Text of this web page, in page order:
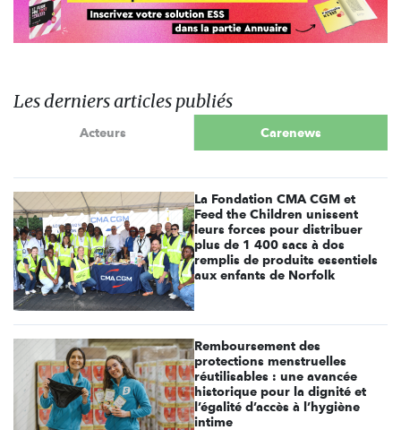
Les derniers articles publiés
Acteurs Carenews
La Fondation CMA CGM et
Feed the Children unissent
leurs forces pour distribuer
plus de 1 400 sacs à dos
remplis de produits essentiels
aux enfants de Norfolk
Remboursement des
protections menstruelles
réutilisables : une avancée
historique pour la dignité et
l’égalité d’accès à l’hygiène
intime